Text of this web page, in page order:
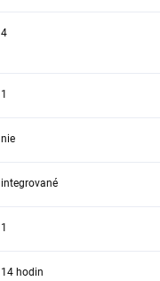
4
1
nie
integrované
1
14 hodin